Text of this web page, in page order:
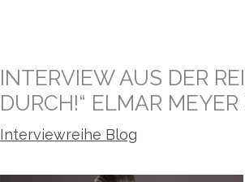
INTERVIEW AUS DER
DURCH!“ ELMAR
Interviewreihe Blog